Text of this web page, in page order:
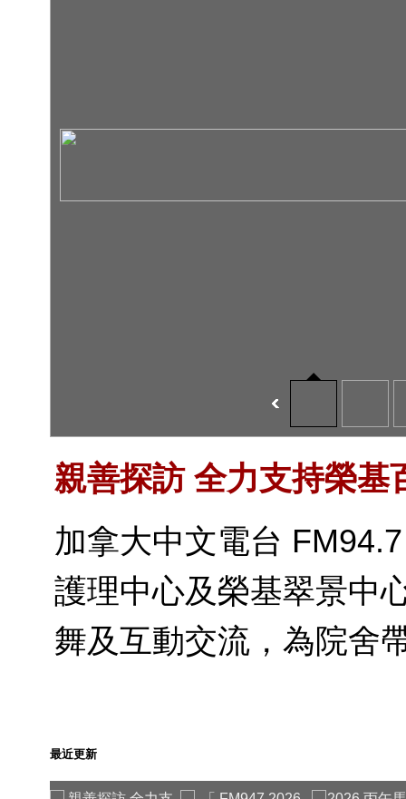
親善探訪 全力支持榮基
加拿大中文電台
護理中心及榮基翠景中
舞及互動交流，為院舍
最近更新